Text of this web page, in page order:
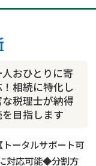
相続税申告
おひとりに寄
相続に特化し
税理士が納得
目指します
トータルサポート可
対応可能◆分割方